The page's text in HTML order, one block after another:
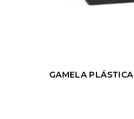
GAMELA PLÁSTICA